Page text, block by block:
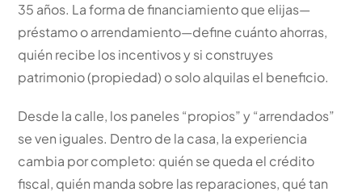
35 años. La forma de financiamiento que elijas—
préstamo o arrendamiento—define cuánto ahorras,
quién recibe los incentivos y si construyes
patrimonio (propiedad) o solo alquilas el beneficio.
Desde la calle, los paneles “propios” y “arrendados”
se ven iguales. Dentro de la casa, la experiencia
cambia por completo: quién se queda el crédito
fiscal, quién manda sobre las reparaciones, qué tan